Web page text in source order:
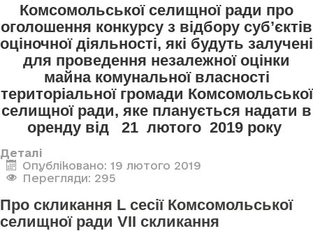
Комсомольської селищної ради про
оголошення конкурсу з відбору суб’єктів
оціночної діяльності, які будуть залучені
для проведення незалежної оцінки
майна комунальної власності
територіальної громади Комсомольської
селищної ради, яке планується надати в
оренду від 21 лютого 2019 року
Деталі
Опубліковано: 19 лютого 2019
Перегляди: 295
Про скликання L сесії Комсомольської
селищної ради VII скликання